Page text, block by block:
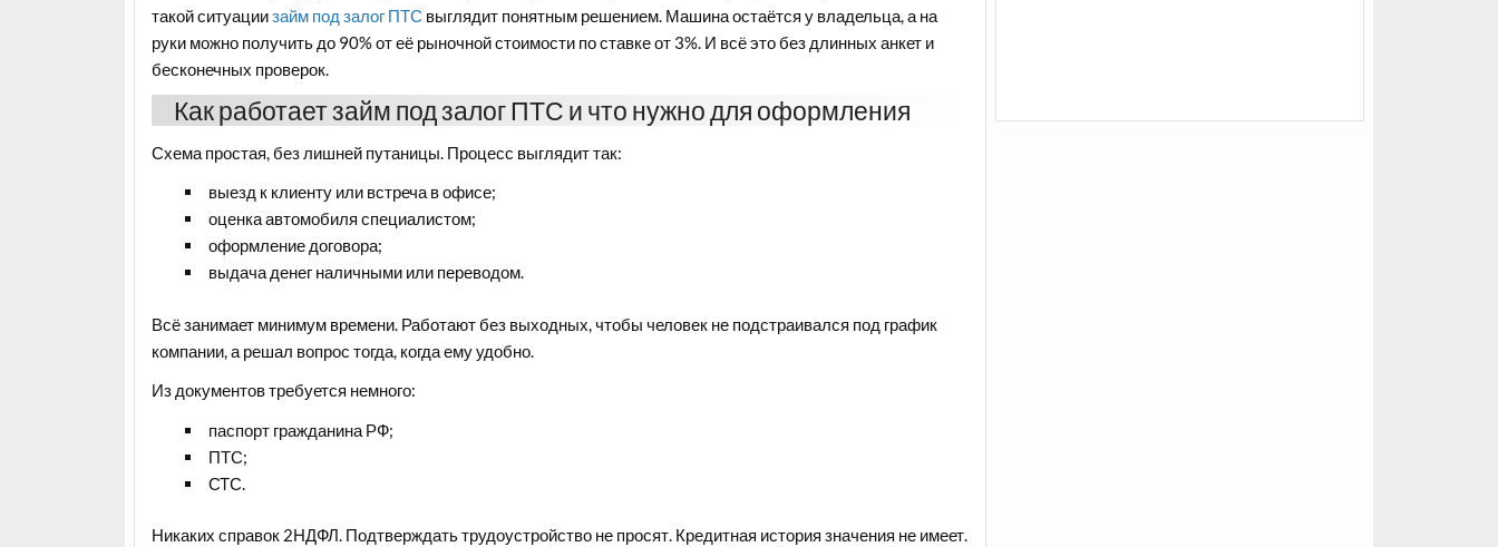
такой ситуациизайм под залог ПТС выглядит понятным решением. Машина остаётся у владельца, а на
руки можно получить до 90% от её рыночной стоимости по ставке от 3%. И всё это без длинных анкет и
бесконечных проверок.
Как работает займ под залог ПТС и что нужно для оформления
Схема простая, без лишней путаницы. Процесс выглядит так:
выезд к клиенту или встреча в офисе;
оценка автомобиля специалистом;
оформление договора;
выдача денег наличными или переводом.
Всё занимает минимум времени. Работают без выходных, чтобы человек не подстраивался под график
компании, а решал вопрос тогда, когда ему удобно.
Из документов требуется немного:
паспорт гражданина РФ;
ПТС;
СТС.
Никаких справок 2НДФЛ. Подтверждать трудоустройство не просят. Кредитная история значения не имеет.